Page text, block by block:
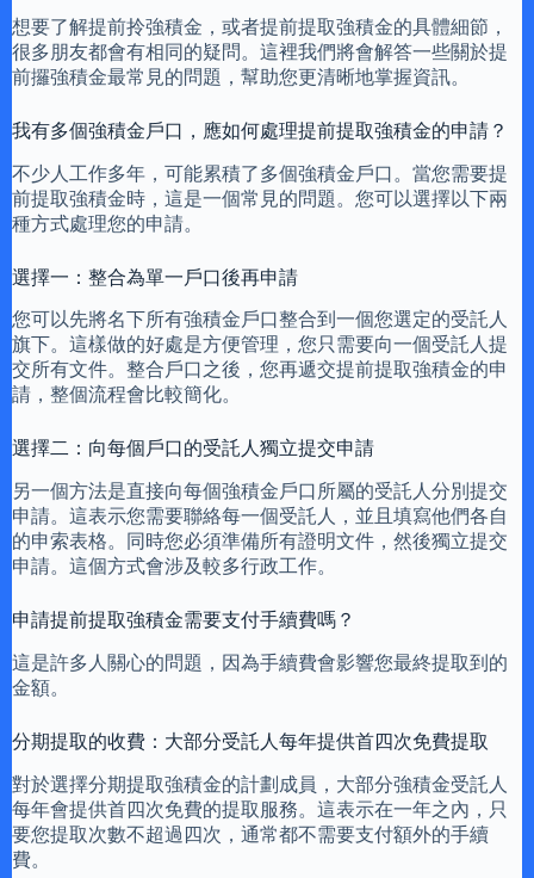
想要了解提前拎強積金，或者提前提取強積金的具體細節，
很多朋友都會有相同的疑問。這裡我們將會解答一些關於提
前攞強積金最常見的問題，幫助您更清晰地掌握資訊。
我有多個強積金戶口，應如何處理提前提取強積金的申請？
不少人工作多年，可能累積了多個強積金戶口。當您需要提
前提取強積金時，這是一個常見的問題。您可以選擇以下兩
種方式處理您的申請。
選擇一：整合為單一戶口後再申請
您可以先將名下所有強積金戶口整合到一個您選定的受託人
旗下。這樣做的好處是方便管理，您只需要向一個受託人提
交所有文件。整合戶口之後，您再遞交提前提取強積金的申
請，整個流程會比較簡化。
選擇二：向每個戶口的受託人獨立提交申請
另一個方法是直接向每個強積金戶口所屬的受託人分別提交
申請。這表示您需要聯絡每一個受託人，並且填寫他們各自
的申索表格。同時您必須準備所有證明文件，然後獨立提交
申請。這個方式會涉及較多行政工作。
申請提前提取強積金需要支付手續費嗎？
這是許多人關心的問題，因為手續費會影響您最終提取到的
金額。
分期提取的收費：大部分受託人每年提供首四次免費提取
對於選擇分期提取強積金的計劃成員，大部分強積金受託人
每年會提供首四次免費的提取服務。這表示在一年之內，只
要您提取次數不超過四次，通常都不需要支付額外的手續
費。